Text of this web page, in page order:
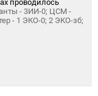
проводилось
- 3ИИ-0; ЦСМ -
- 1 ЭКО-0; 2 ЭКО-зб;